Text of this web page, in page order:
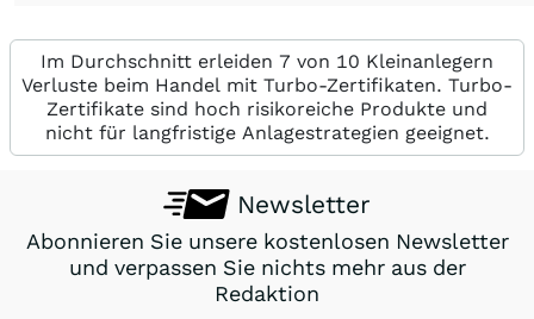
Im Durchschnitt erleiden 7 von 10 Kleinanlegern
Verluste beim Handel mit Turbo-Zertifikaten. Turbo-
Zertifikate sind hoch risikoreiche Produkte und
nicht für langfristige Anlagestrategien geeignet.
Newsletter
Abonnieren Sie unsere kostenlosen Newsletter
und verpassen Sie nichts mehr aus der
Redaktion